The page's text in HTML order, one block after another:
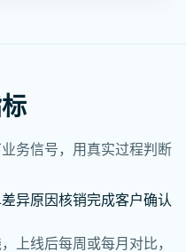
务信号，用真实过程判断
差异原因核销完成客户确认
上线后每周或每月对比，